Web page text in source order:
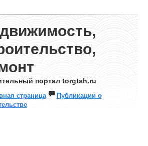
портал torgtah.ru
страница
Публикации о